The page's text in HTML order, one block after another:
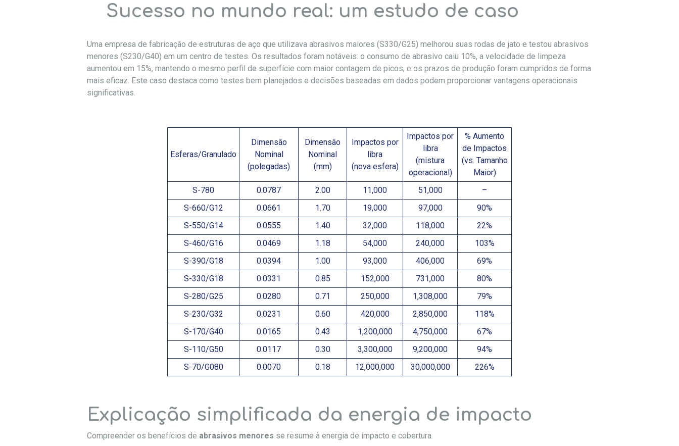
Sucesso no mundo real: um estudo de caso
Uma empresa de fabricação de estruturas de aço que utilizava abrasivos maiores (S330/G25) melhorou suas rodas de jato e testou abrasivos
menores (S230/G40) em um centro de testes. Os resultados foram notáveis: o consumo de abrasivo caiu 10%, a velocidade de limpeza
aumentou em 15%, mantendo o mesmo perfil de superfície com maior contagem de picos, e os prazos de produção foram cumpridos de forma
mais eficaz. Este caso destaca como testes bem planejados e decisões baseadas em dados podem proporcionar vantagens operacionais
significativas.
Esferas/Granulado
Dimensão
Nominal
(polegadas)
Dimensão
Nominal
(mm)
Impactos por
libra
(nova esfera)
Impactos por
libra
(mistura
operacional)
% Aumento
de Impactos
(vs. Tamanho
Maior)
S-780
0.0787 2.00 11,000 51,000
–
S-660/G12
0.0661 1.70 19,000 97,000
90%
S-550/G14
0.0555 1.40 32,000 118,000
22%
S-460/G16
0.0469 1.18 54,000 240,000
103%
S-390/G18
0.0394 1.00 93,000 406,000
69%
S-330/G18
0.0331 0.85 152,000 731,000
80%
S-280/G25
0.0280 0.71 250,000 1,308,000
79%
S-230/G32
0.0231 0.60 420,000 2,850,000
118%
S-170/G40
0.0165 0.43 1,200,000 4,750,000
67%
S-110/G50
0.0117 0.30 3,300,000 9,200,000
94%
S-70/G080
0.0070 0.18 12,000,000 30,000,000 226%
Explicação simplificada da energia de impacto
Compreender os benefícios de abrasivos menores se resume à energia de impacto e cobertura.